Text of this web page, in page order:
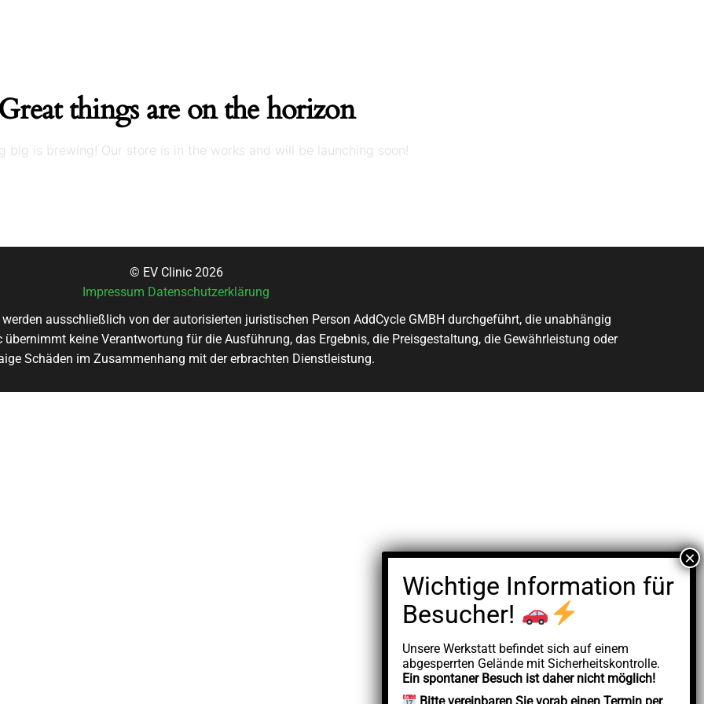
things are on the horizon
big is brewing! Our store is in the works and will be launching soon!
© EV Clinic 2026
Impressum Datenschutzerklärung
ausschließlich von der autorisierten juristischen Person AddCycle GMBH durchgeführt, die unabhängig
keine Verantwortung für die Ausführung, das Ergebnis, die Preisgestaltung, die Gewährleistung oder
Schäden im Zusammenhang mit der erbrachten Dienstleistung.
Unsere Werkstatt befindet sich auf einem
abgesperrten Gelände mit Sicherheitskontrolle.
Ein spontaner Besuch ist daher nicht möglich!